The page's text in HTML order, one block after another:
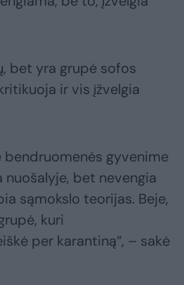
bet yra grupė sofos
ir vis įžvelgia
bendruomenės gyvenime
nuošalyje, bet nevengia
sąmokslo teorijas. Beje,
kuri
per karantiną“, – sakė